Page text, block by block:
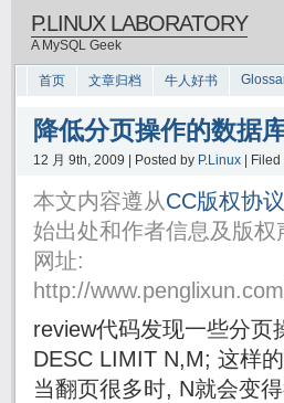
P.LINUX LABORATORY
A MySQL Geek
首页 文章归档 牛人好书
降低分页操作的数据
12 月 9th, 2009 | Posted by P.Linux |
本文内容遵从CC版权协议
始出处和作者信息及版权
网址:
http://
review代码发现一些分页
DESC LIMIT N,M; 这样的
当翻页很多时, N就会变